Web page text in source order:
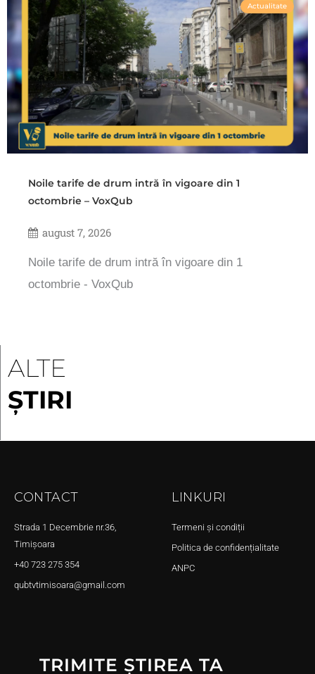
Actualitate
Noile tarife de drum intră în vigoare din 1
octombrie – VoxQub
august 7, 2026
Noile tarife de drum intră în vigoare din 1
octombrie - VoxQub
ALTE
ȘTIRI
CONTACT
Strada 1 Decembrie nr.36,
Timișoara
+40 723 275 354
qubtvtimisoara@gmail.com
LINKURI
Termeni și condiții
Politica de confidențialitate
ANPC
TRIMITE ȘTIREA TA